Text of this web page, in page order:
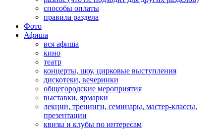
способы оплаты
правила раздела
Фото
Афиша
вся афиша
кино
театр
концерты, шоу, цирковые выступления
дискотеки, вечеринки
общегородские мероприятия
выставки, ярмарки
лекции, тренинги, семинары, мастер-классы,
презентации
квизы и клубы по интересам